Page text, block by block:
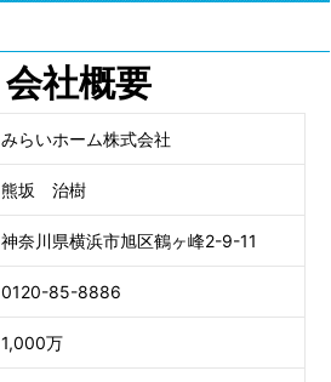
会社概要
みらいホーム株式会社
熊坂 治樹
神奈川県横浜市旭区鶴ヶ峰2-9-11
0120-85-8886
1,000万